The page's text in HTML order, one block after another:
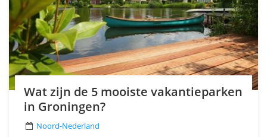
Wat zijn de 5 mooiste vakantieparken
in Groningen?
Noord-Nederland